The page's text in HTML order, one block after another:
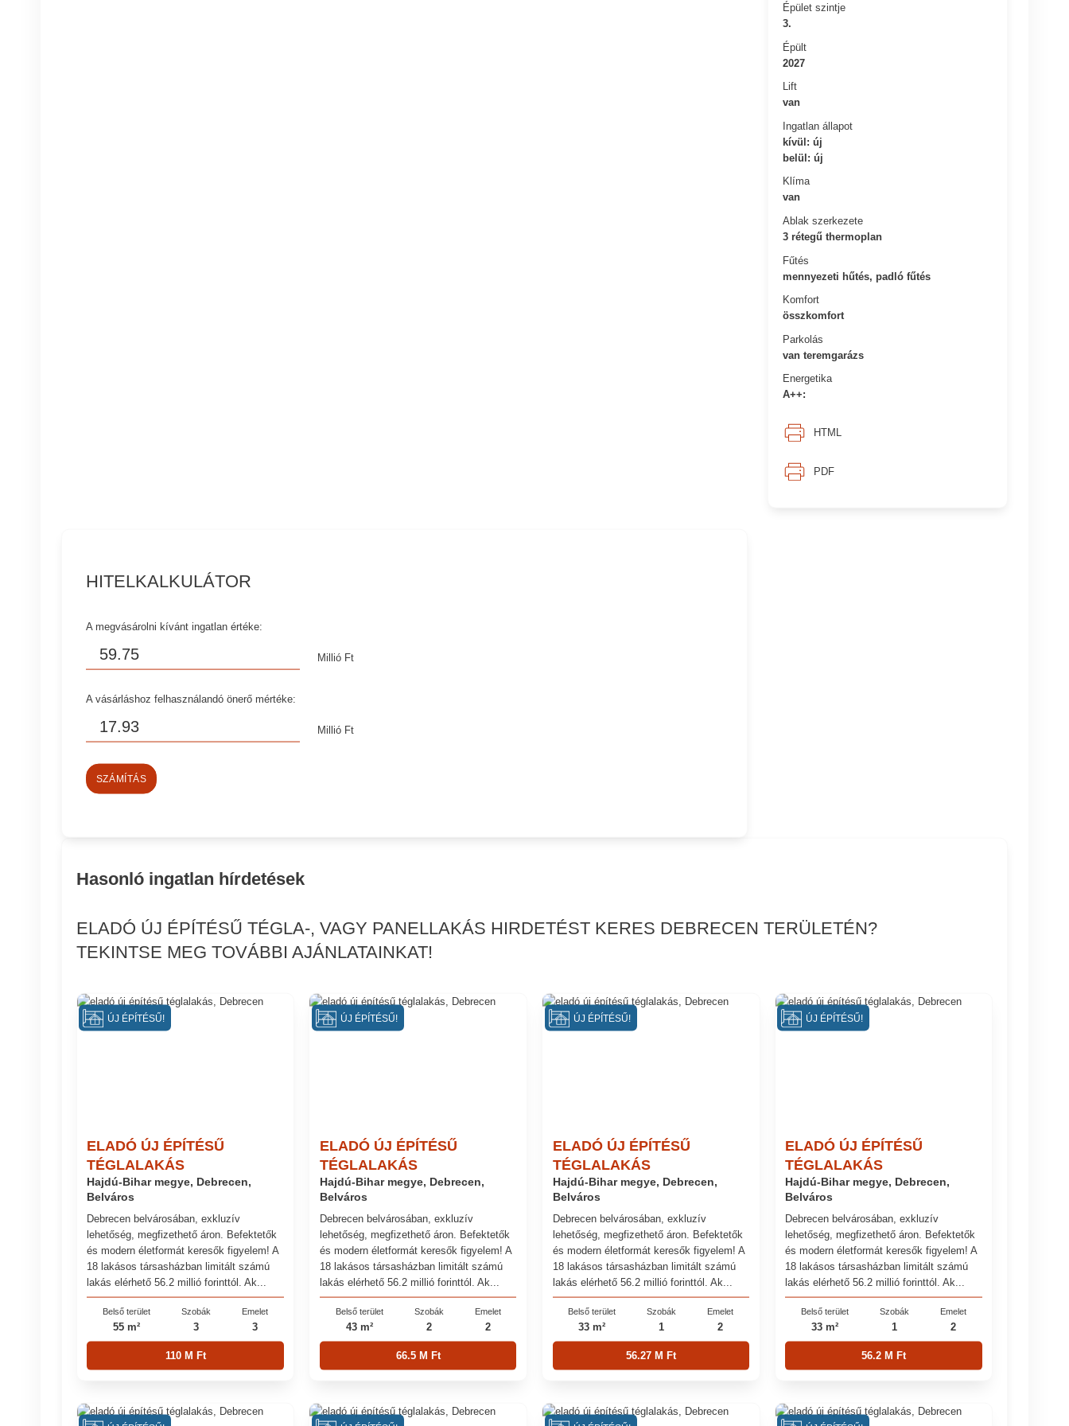
Épület szintje
3.
Épült
2027
Lift
van
Ingatlan állapot
kívül: új
belül: új
Klíma
van
Ablak szerkezete
3 rétegű thermoplan
Fűtés
mennyezeti hűtés, padló fűtés
Komfort
összkomfort
Parkolás
van teremgarázs
Energetika
A++:
HTML
PDF
HITELKALKULÁTOR
A megvásárolni kívánt ingatlan értéke:
Millió Ft
A vásárláshoz felhasználandó önerő mértéke:
Millió Ft
SZÁMÍTÁS
Hasonló ingatlan hírdetések
ELADÓ ÚJ ÉPÍTÉSŰ TÉGLA-, VAGY PANELLAKÁS HIRDETÉST KERES DEBRECEN TERÜLETÉN?
TEKINTSE MEG TOVÁBBI AJÁNLATAINKAT!
ELADÓ ÚJ ÉPÍTÉSŰ
TÉGLALAKÁS
Hajdú-Bihar megye, Debrecen,
Belváros
Debrecen belvárosában, exkluzív
lehetőség, megfizethető áron. Befektetők
és modern életformát keresők figyelem! A
18 lakásos társasházban limitált számú
lakás elérhető 56.2 millió forinttól. Ak...
Belső terület
55 m²
Szobák
3
Emelet
3
110 M Ft
ÚJ ÉPÍTÉSŰ!
ELADÓ ÚJ ÉPÍTÉSŰ
TÉGLALAKÁS
Hajdú-Bihar megye, Debrecen,
Belváros
Debrecen belvárosában, exkluzív
lehetőség, megfizethető áron. Befektetők
és modern életformát keresők figyelem! A
18 lakásos társasházban limitált számú
lakás elérhető 56.2 millió forinttól. Ak...
Belső terület
43 m²
Szobák
2
Emelet
2
66.5 M Ft
ÚJ ÉPÍTÉSŰ!
ELADÓ ÚJ ÉPÍTÉSŰ
TÉGLALAKÁS
Hajdú-Bihar megye, Debrecen,
Belváros
Debrecen belvárosában, exkluzív
lehetőség, megfizethető áron. Befektetők
és modern életformát keresők figyelem! A
18 lakásos társasházban limitált számú
lakás elérhető 56.2 millió forinttól. Ak...
Belső terület
33 m²
Szobák
1
Emelet
2
56.27 M Ft
ÚJ ÉPÍTÉSŰ!
ELADÓ ÚJ ÉPÍTÉSŰ
TÉGLALAKÁS
Hajdú-Bihar megye, Debrecen,
Belváros
Debrecen belvárosában, exkluzív
lehetőség, megfizethető áron. Befektetők
és modern életformát keresők figyelem! A
18 lakásos társasházban limitált számú
lakás elérhető 56.2 millió forinttól. Ak...
Belső terület
33 m²
Szobák
1
Emelet
2
56.2 M Ft
ÚJ ÉPÍTÉSŰ!